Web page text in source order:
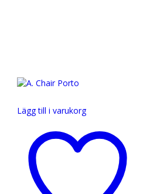
Lägg till i varukorg